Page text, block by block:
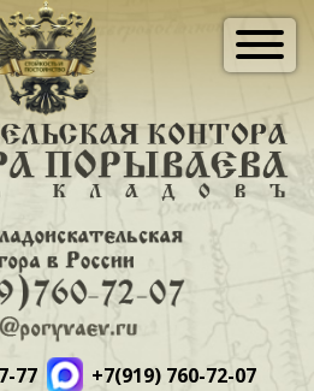
77 +7(919) 760-72-07